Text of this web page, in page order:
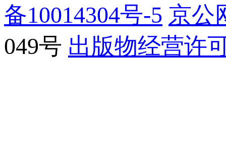
备10014304号-5 京公
049号 出版物经营许